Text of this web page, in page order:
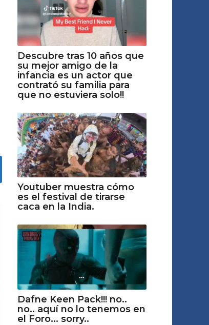
Descubre tras 10 años que
su mejor amigo de la
infancia es un actor que
contrató su familia para
que no estuviera solo!!
Youtuber muestra cómo
es el festival de tirarse
caca en la India.
Dafne Keen Pack!!! no..
no.. aquí no lo tenemos en
el Foro... sorry..